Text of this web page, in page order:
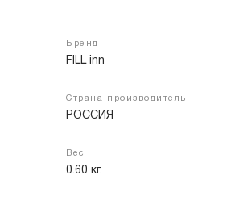
Регистрация
Бренд
FILL inn
Страна производитель
РОССИЯ
Вес
0.60 кг.